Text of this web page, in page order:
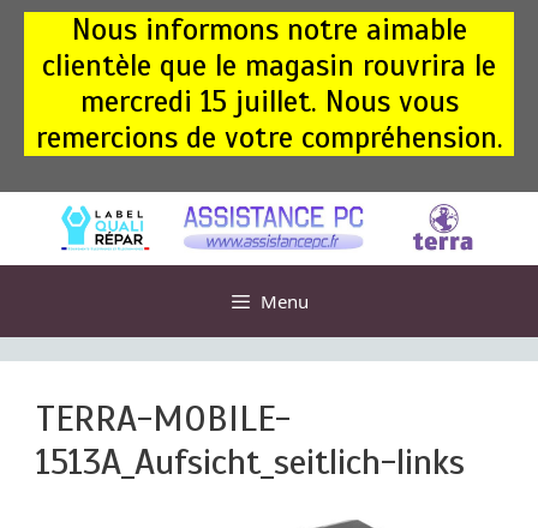
Aller
contenu
Nous informons notre aimable
clientèle que le magasin rouvrira le
mercredi 15 juillet. Nous vous
remercions de votre compréhension.
Menu
TERRA-MOBILE-
1513A_Aufsicht_seitlich-links